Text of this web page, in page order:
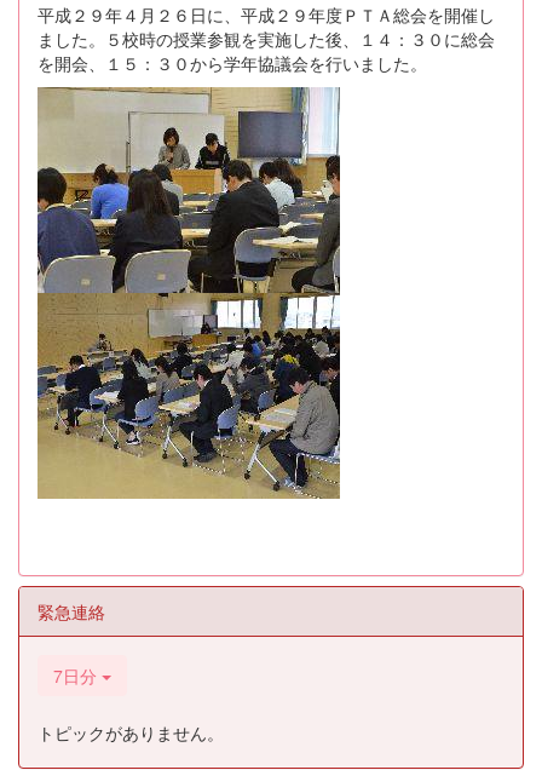
平成２９年４月２６日に、平成２９年度ＰＴＡ総会を開催し
ました。５校時の授業参観を実施した後、１４：３０に総会
を開会、１５：３０から学年協議会を行いました。
緊急連絡
7日分
トピックがありません。